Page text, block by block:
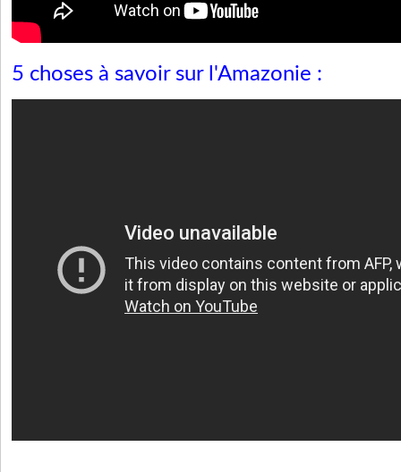
5 choses à savoir sur l'Amazonie :